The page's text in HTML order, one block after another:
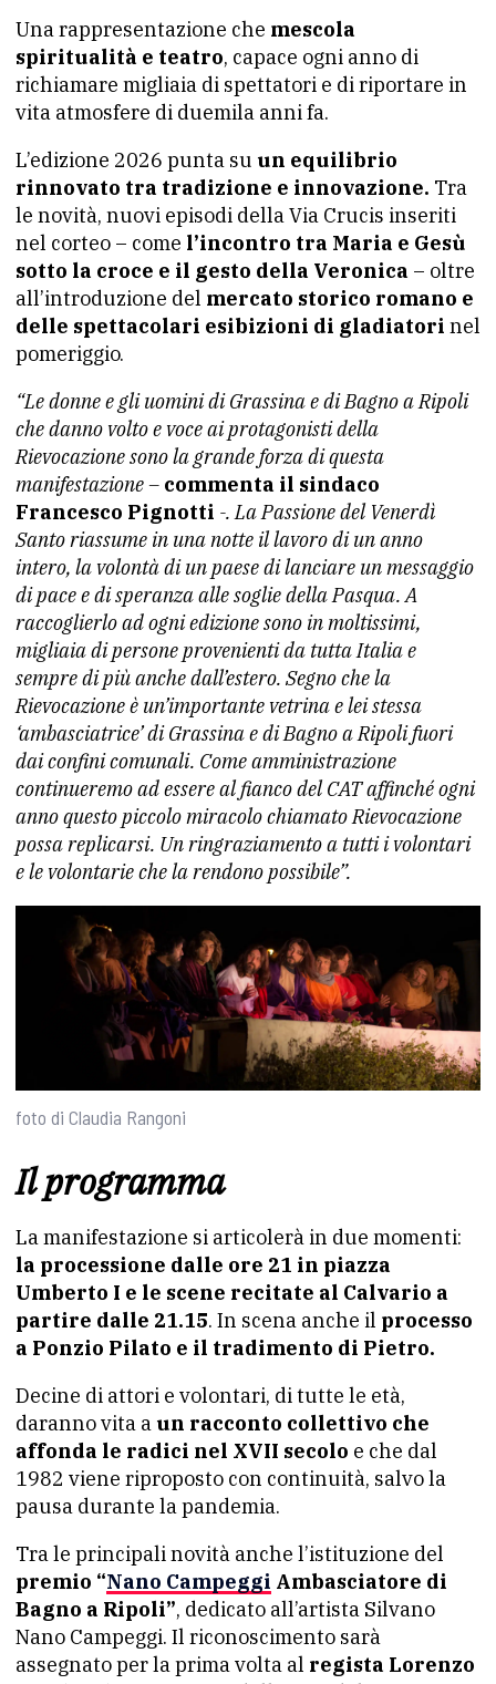
Una rappresentazione che mescola
spiritualità e teatro, capace ogni anno di
richiamare migliaia di spettatori e di riportare in
vita atmosfere di duemila anni fa.
L’edizione 2026 punta su un equilibrio
rinnovato tra tradizione e innovazione. Tra
le novità, nuovi episodi della Via Crucis inseriti
nel corteo – come l’incontro tra Maria e Gesù
sotto la croce e il gesto della Veronica – oltre
all’introduzione del mercato storico romano e
delle spettacolari esibizioni di gladiatori nel
pomeriggio.
“Le donne e gli uomini di Grassina e di Bagno a Ripoli
che danno volto e voce ai protagonisti della
Rievocazione sono la grande forza di questa
manifestazione – commenta il sindaco
Francesco Pignotti -. La Passione del Venerdì
Santo riassume in una notte il lavoro di un anno
intero, la volontà di un paese di lanciare un messaggio
di pace e di speranza alle soglie della Pasqua. A
raccoglierlo ad ogni edizione sono in moltissimi,
migliaia di persone provenienti da tutta Italia e
sempre di più anche dall’estero. Segno che la
Rievocazione è un’importante vetrina e lei stessa
‘ambasciatrice’ di Grassina e di Bagno a Ripoli fuori
dai confini comunali. Come amministrazione
continueremo ad essere al fianco del CAT affinché ogni
anno questo piccolo miracolo chiamato Rievocazione
possa replicarsi. Un ringraziamento a tutti i volontari
e le volontarie che la rendono possibile”.
foto di Claudia Rangoni
Il programma
La manifestazione si articolerà in due momenti:
la processione dalle ore 21 in piazza
Umberto I e le scene recitate al Calvario a
partire dalle 21.15. In scena anche il processo
a Ponzio Pilato e il tradimento di Pietro.
Decine di attori e volontari, di tutte le età,
daranno vita a un racconto collettivo che
affonda le radici nel XVII secolo e che dal
1982 viene riproposto con continuità, salvo la
pausa durante la pandemia.
Tra le principali novità anche l’istituzione del
premio “Nano Campeggi Ambasciatore di
Bagno a Ripoli”, dedicato all’artista Silvano
Nano Campeggi. Il riconoscimento sarà
assegnato per la prima volta al regista Lorenzo